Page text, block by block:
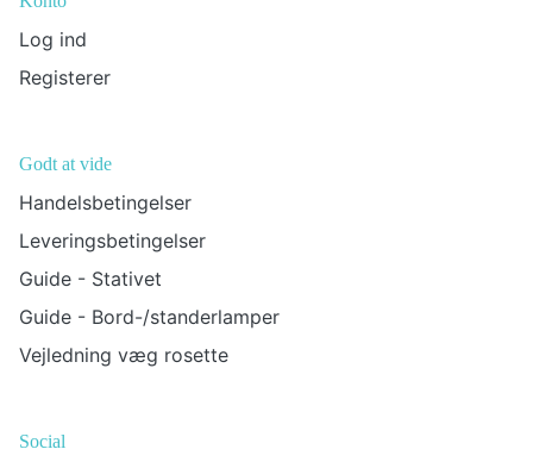
Log ind
Registerer
Godt at vide
Handelsbetingelser
Leveringsbetingelser
Guide - Stativet
Guide - Bord-/standerlamper
Vejledning væg rosette
Social